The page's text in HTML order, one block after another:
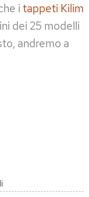
i tappeti Kilim
dei 25 modelli
andremo a